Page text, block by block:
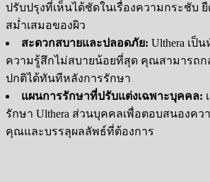
ปรับปรุงที่เห็นได้ชัดในเรื่องความกระชับ
สม่ำเสมอของผิว
สะดวกสบายและปลอดภัย: Ulthera เป็
ความรู้สึกไม่สบายน้อยที่สุด คุณสามารถก
ปกติได้ทันทีหลังการรักษา
แผนการรักษาที่ปรับแต่งเฉพาะบุคคล:
รักษา Ulthera ส่วนบุคคลเพื่อตอบสนองคว
คุณและบรรลุผลลัพธ์ที่ต้องการ